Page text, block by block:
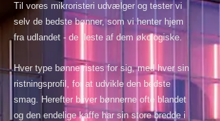
Til vores mikroristeri udvælger og tester vi
selv de bedste bønner, som vi henter hjem
fra udlandet - de fleste af dem økologiske.
Hver type bønne ristes for sig, med hver sin
ristningsprofil, for at udvikle den bedste
smag. Herefter bliver bønnerne ofte blandet
og den endelige kaffe har sin store bredde i